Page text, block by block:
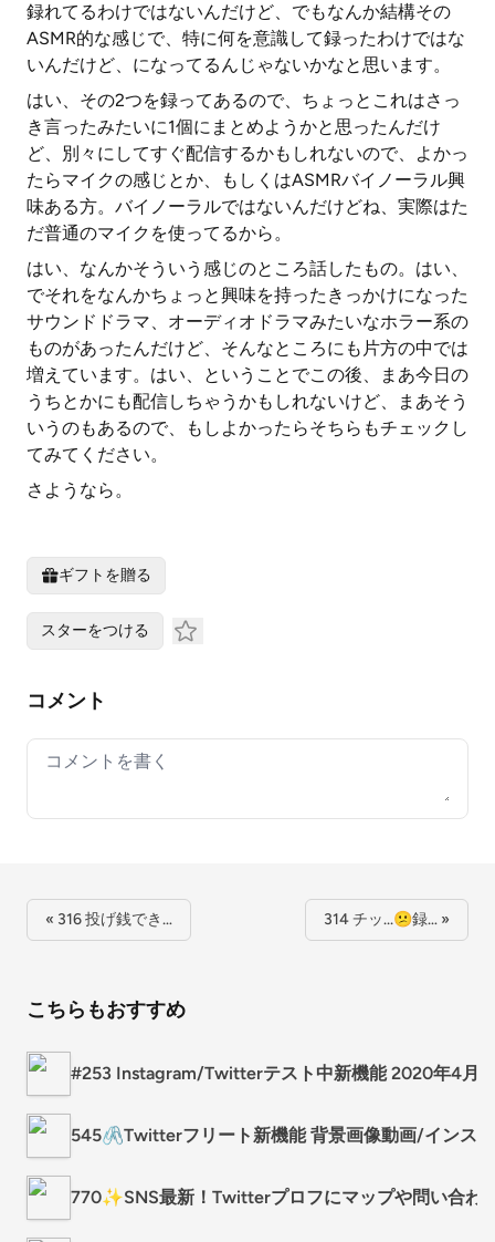
録れてるわけではないんだけど、でもなんか結構その
ASMR的な感じで、特に何を意識して録ったわけではな
いんだけど、になってるんじゃないかなと思います。
はい、その2つを録ってあるので、ちょっとこれはさっ
き言ったみたいに1個にまとめようかと思ったんだけ
ど、別々にしてすぐ配信するかもしれないので、よかっ
たらマイクの感じとか、もしくはASMRバイノーラル興
味ある方。バイノーラルではないんだけどね、実際はた
だ普通のマイクを使ってるから。
はい、なんかそういう感じのところ話したもの。はい、
でそれをなんかちょっと興味を持ったきっかけになった
サウンドドラマ、オーディオドラマみたいなホラー系の
ものがあったんだけど、そんなところにも片方の中では
増えています。はい、ということでこの後、まあ今日の
うちとかにも配信しちゃうかもしれないけど、まあそう
いうのもあるので、もしよかったらそちらもチェックし
てみてください。
さようなら。
ギフトを贈る
スターをつける
コメント
Your comment
« 316 投げ銭でき… 314 チッ...😕録… »
こちらもおすすめ
#253 Instagram/Twitterテスト中新機能 2020年4月
545🖇Twitterフリート新機能 背景画像動画/インス
770✨SNS最新！Twitterプロフにマップや問い合わ